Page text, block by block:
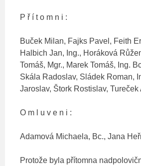
P ř í t o m n i :
Buček Milan, Fajks Pavel, Feith
Halbich Jan, Ing., Horáková
Tomáš, Mgr., Marek Tomáš, Ing.
Skála Radoslav, Sládek Roman,
Jaroslav, Štork Rostislav, Tureček
O m l u v e n i :
Adamová Michaela, Bc., Jana
Protože byla přítomna